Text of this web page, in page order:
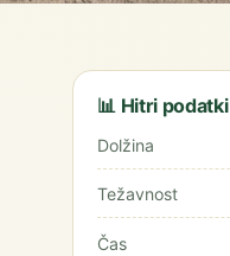
📊 Hitri podatki
Dolžina
Težavnost
Čas